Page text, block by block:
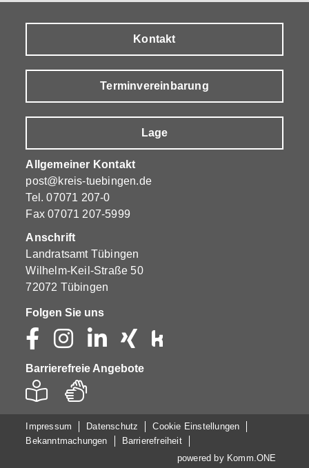
Kontakt
Terminvereinbarung
Lage
Allgemeiner Kontakt
post@kreis-tuebingen.de
Tel.07071 207-0
Fax 07071 207-5999
Anschrift
Landratsamt Tübingen
Wilhelm-Keil-Straße 50
72072 Tübingen
Folgen Sie uns
Barrierefreie Angebote
Impressum Datenschutz
Cookie Einstellungen
Bekanntmachungen
Barrierefreiheit
powered by Komm.ONE